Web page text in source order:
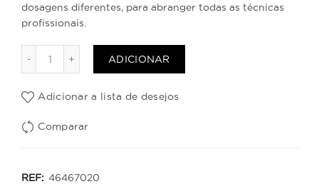
dosagens diferentes, para abranger todas as técnicas
profissionais.
ADICIONAR
Adicionar a lista de desejos
Comparar
REF: 46467020